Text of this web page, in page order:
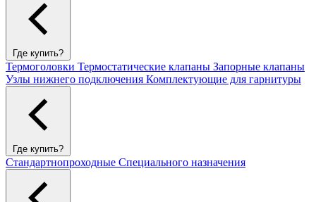
Где купить?
Термоголовки Термостатические клапаны Запорные клапаны
Узлы нижнего подключения Комплектующие для гарнитуры
Где купить?
Стандартнопроходные Специального назначения